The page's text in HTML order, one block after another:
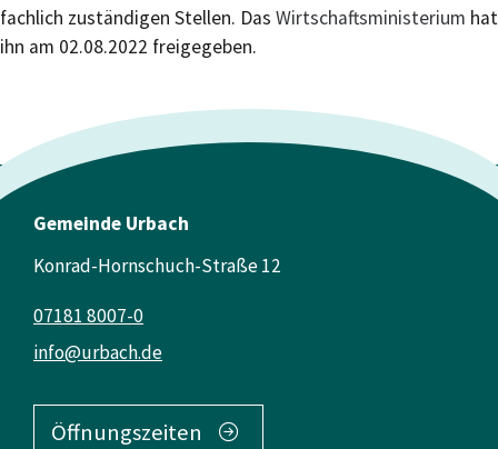
fachlich zuständigen Stellen. Das Wirtschaftsministerium hat
ihn am 02.08.2022 freigegeben.
Gemeinde Urbach
Konrad-Hornschuch-Straße 12
info@urbach.de
07181 8007-0
Öffnungszeiten